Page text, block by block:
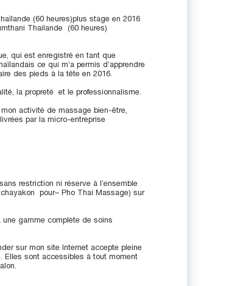
(60 heures)plus stage en 2016
Thailande (60 heures)
qui est enregistré en tant que
ce qui m’a permis d’apprendre
des pieds à la tête en 2016.
la propreté et le professionnalisme.
activité de massage bien-être,
par la micro-entreprise
restriction ni réserve à l’ensemble
pour– Pho Thai Massage) sur
gamme complète de soins
sur mon site Internet accepte pleine
Elles sont accessibles à tout moment